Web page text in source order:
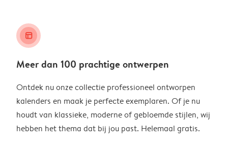
layout_alt
Meer dan 100 prachtige ontwerpen
Ontdek nu onze collectie professioneel ontworpen
kalenders en maak je perfecte exemplaren. Of je nu
houdt van klassieke, moderne of gebloemde stijlen, wij
hebben het thema dat bij jou past. Helemaal gratis.